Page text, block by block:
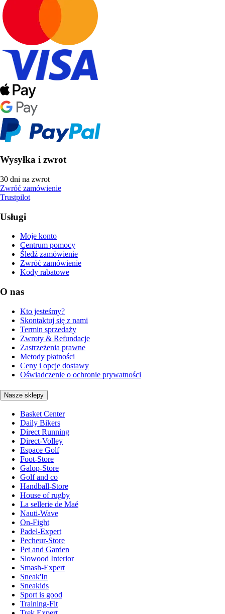
Wysyłka i zwrot
30 dni na zwrot
Zwróć zamówienie
Trustpilot
Usługi
Moje konto
Centrum pomocy
Śledź zamówienie
Zwróć zamówienie
Kody rabatowe
O nas
Kto jesteśmy?
Skontaktuj się z nami
Termin sprzedaży
Zwroty & Refundacje
Zastrzeżenia prawne
Metody płatności
Ceny i opcje dostawy
Oświadczenie o ochronie prywatności
Nasze sklepy
Basket Center
Daily Bikers
Direct Running
Direct-Volley
Espace Golf
Foot-Store
Galop-Store
Golf and co
Handball-Store
House of rugby
La sellerie de Maé
Nauti-Wave
On-Fight
Padel-Expert
Pecheur-Store
Pet and Garden
Slowood Interior
Smash-Expert
Sneak'In
Sneakids
Sport is good
Training-Fit